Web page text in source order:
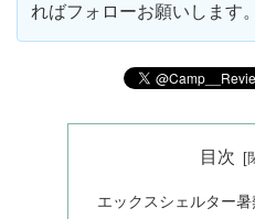
ればフォローお願いします。
目次
エックスシェルター